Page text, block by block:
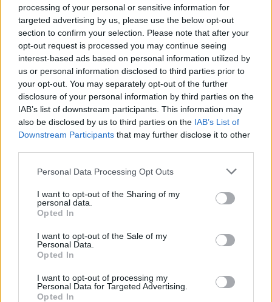
processing of your personal or sensitive information for
targeted advertising by us, please use the below opt-out
section to confirm your selection. Please note that after your
opt-out request is processed you may continue seeing
interest-based ads based on personal information utilized by
us or personal information disclosed to third parties prior to
your opt-out. You may separately opt-out of the further
disclosure of your personal information by third parties on the
IAB’s list of downstream participants. This information may
also be disclosed by us to third parties on the IAB’s List of
Downstream Participants that may further disclose it to other
Please note that this website/app uses one or more Google
not limited to your visit or usage behaviour. You may click to
grant or deny consent to Google and its third-party tags to
use your data for below specified purposes in below Google
consent section.
Personal Data Processing Opt Outs
I want to opt-out of the Sharing of my
personal data.
Opted In
I want to opt-out of the Sale of my
Personal Data.
Opted In
I want to opt-out of processing my
Personal Data for Targeted Advertising.
Opted In
ότι επιδίωξε «να παρακωλύσει και να εμποδίσει» το